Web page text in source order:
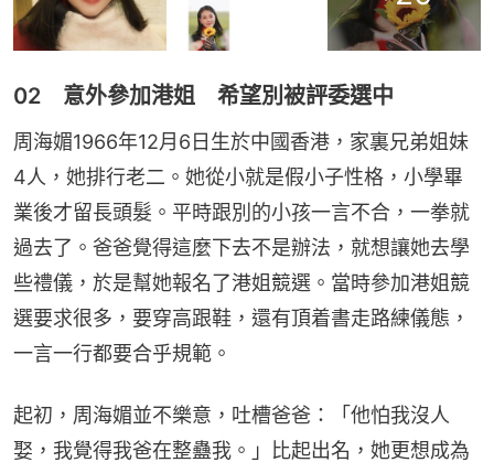
02 意外參加港姐‍‍‍‍‍‍‍‍‍‍‍‍‍‍‍‍‍‍‍‍‍‍‍‍‍‍‍‍‍‍‍‍‍‍‍‍‍‍‍‍ 希望別被評委選中‍‍‍‍‍‍‍‍‍‍‍‍‍‍‍‍‍‍‍‍‍‍
周海媚1966年12月6日生於中國香港，家裏兄弟姐妹
4人，她排行老二。她從小就是假小子性格，小學畢
業後才留長頭髮。平時跟別的小孩一言不合，一拳就
過去了。爸爸覺得這麼下去不是辦法，就想讓她去學
些禮儀，於是幫她報名了港姐競選。當時參加港姐競
選要求很多，要穿高跟鞋，還有頂着書走路練儀態，
一言一行都要合乎規範。
起初，周海媚並不樂意，吐槽爸爸：「他怕我沒人
娶，我覺得我爸在整蠱我。」比起出名，她更想成為